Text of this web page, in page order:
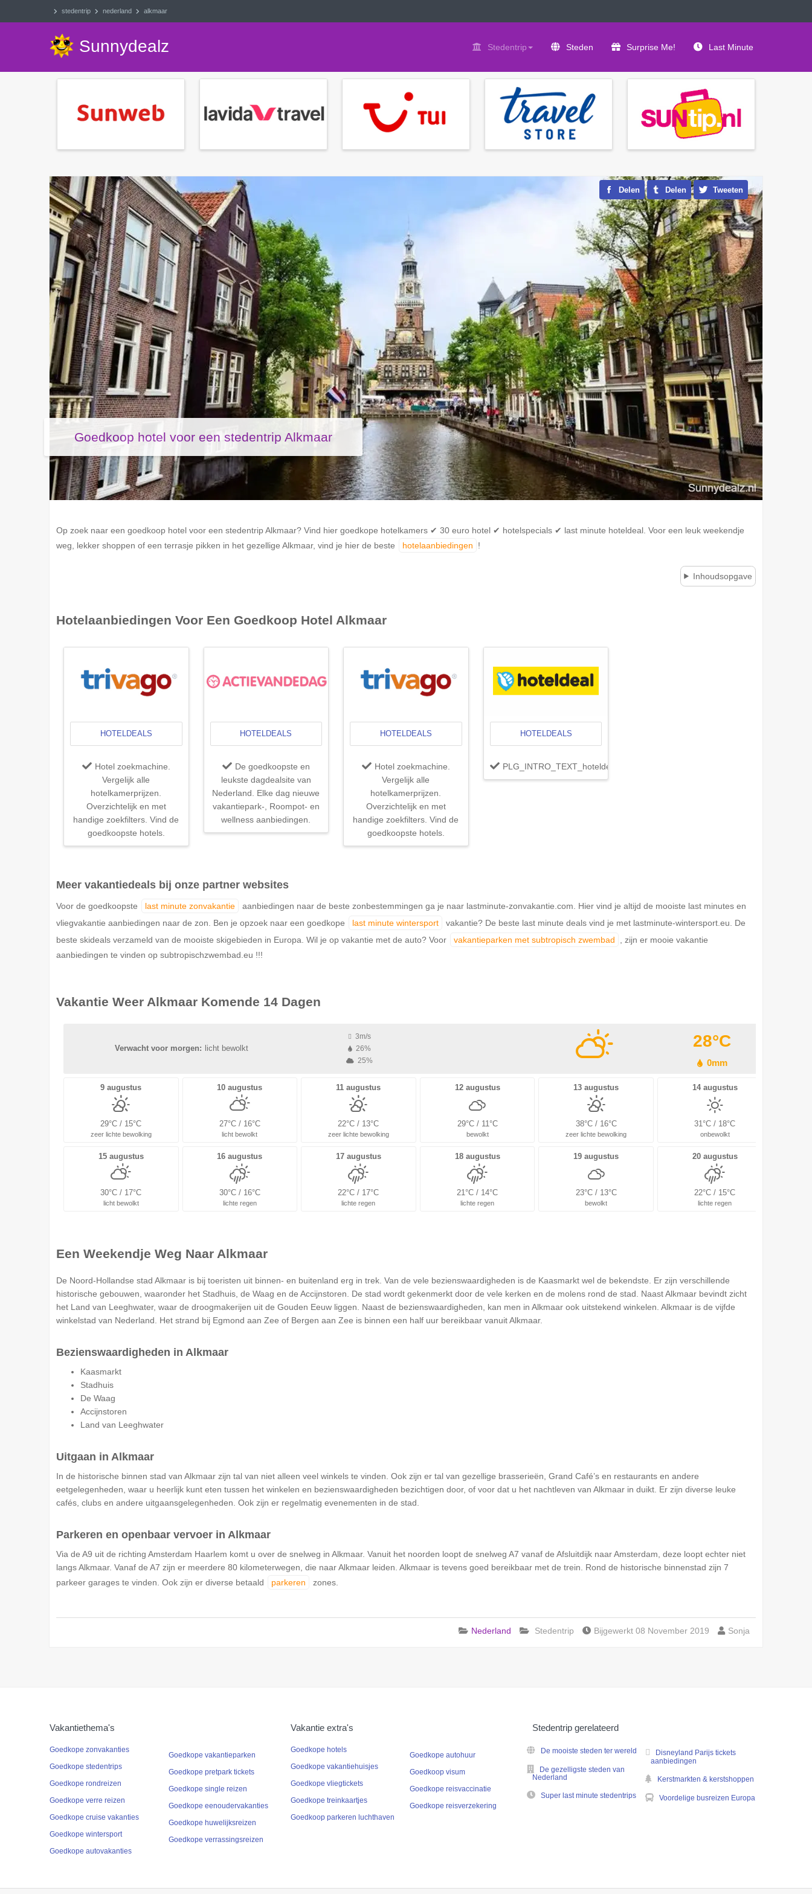
stedentrip nederland alkmaar
Sunnydealz Stedentrip Steden Surprise Me! Last Minute
Goedkoop hotel voor een stedentrip Alkmaar
Delen Delen Tweeten
Op zoek naar een goedkoop hotel voor een stedentrip Alkmaar? Vind hier goedkope hotelkamers ✔ 30 euro hotel ✔ hotelspecials ✔ last minute hoteldeal. Voor een leuk weekendje
weg, lekker shoppen of een terrasje pikken in het gezellige Alkmaar, vind je hier de beste
hotelaanbiedingen !
Inhoudsopgave
Hotelaanbiedingen Voor Een Goedkoop Hotel Alkmaar
HOTELDEALS
Hotel zoekmachine.
Vergelijk alle
hotelkamerprijzen.
Overzichtelijk en met
handige zoekfilters. Vind de
goedkoopste hotels.
HOTELDEALS
De goedkoopste en
leukste dagdealsite van
Nederland. Elke dag nieuwe
vakantiepark-, Roompot- en
wellness aanbiedingen.
HOTELDEALS
Hotel zoekmachine.
Vergelijk alle
hotelkamerprijzen.
Overzichtelijk en met
handige zoekfilters. Vind de
goedkoopste hotels.
HOTELDEALS
PLG_INTRO_TEXT_hoteldeal
Meer vakantiedeals bij onze partner websites
Voor de goedkoopste last minute zonvakantie
aanbiedingen naar de beste zonbestemmingen ga je naar lastminute-zonvakantie.com. Hier vind je altijd de mooiste last minutes en
vliegvakantie aanbiedingen naar de zon. Ben je opzoek naar een goedkope
last minute wintersport
vakantie? De beste last minute deals vind je met lastminute-wintersport.eu. De
beste skideals verzameld van de mooiste skigebieden in Europa. Wil je op vakantie met de auto? Voor
vakantieparken met subtropisch zwembad
, zijn er mooie vakantie
aanbiedingen te vinden op subtropischzwembad.eu !!!
Vakantie Weer Alkmaar Komende 14 Dagen
Verwacht voor morgen: licht bewolkt 28°C
0mm
3m/s
26%
25%
9 augustus
29°C / 15°C
zeer lichte bewolking
10 augustus
27°C / 16°C
licht bewolkt
11 augustus
22°C / 13°C
zeer lichte bewolking
12 augustus
29°C / 11°C
bewolkt
13 augustus
38°C / 16°C
zeer lichte bewolking
14 augustus
31°C / 18°C
onbewolkt
15 augustus
30°C / 17°C
licht bewolkt
16 augustus
30°C / 16°C
lichte regen
17 augustus
22°C / 17°C
lichte regen
18 augustus
21°C / 14°C
lichte regen
19 augustus
23°C / 13°C
bewolkt
20 augustus
22°C / 15°C
lichte regen
Een Weekendje Weg Naar Alkmaar
De Noord-Hollandse stad Alkmaar is bij toeristen uit binnen- en buitenland erg in trek. Van de vele bezienswaardigheden is de Kaasmarkt wel de bekendste. Er zijn verschillende
historische gebouwen, waaronder het Stadhuis, de Waag en de Accijnstoren. De stad wordt gekenmerkt door de vele kerken en de molens rond de stad. Naast Alkmaar bevindt zicht
het Land van Leeghwater, waar de droogmakerijen uit de Gouden Eeuw liggen. Naast de bezienswaardigheden, kan men in Alkmaar ook uitstekend winkelen. Alkmaar is de vijfde
winkelstad van Nederland. Het strand bij Egmond aan Zee of Bergen aan Zee is binnen een half uur bereikbaar vanuit Alkmaar.
Bezienswaardigheden in Alkmaar
Kaasmarkt
Stadhuis
De Waag
Accijnstoren
Land van Leeghwater
Uitgaan in Alkmaar
In de historische binnen stad van Alkmaar zijn tal van niet alleen veel winkels te vinden. Ook zijn er tal van gezellige brasserieën, Grand Café’s en restaurants en andere
eetgelegenheden, waar u heerlijk kunt eten tussen het winkelen en bezienswaardigheden bezichtigen door, of voor dat u het nachtleven van Alkmaar in duikt. Er zijn diverse leuke
cafés, clubs en andere uitgaansgelegenheden. Ook zijn er regelmatig evenementen in de stad.
Parkeren en openbaar vervoer in Alkmaar
Via de A9 uit de richting Amsterdam Haarlem komt u over de snelweg in Alkmaar. Vanuit het noorden loopt de snelweg A7 vanaf de Afsluitdijk naar Amsterdam, deze loopt echter niet
langs Alkmaar. Vanaf de A7 zijn er meerdere 80 kilometerwegen, die naar Alkmaar leiden. Alkmaar is tevens goed bereikbaar met de trein. Rond de historische binnenstad zijn 7
parkeer garages te vinden. Ook zijn er diverse betaald
parkeren zones.
Nederland Stedentrip Bijgewerkt 08 November 2019 Sonja
Vakantiethema's
Goedkope zonvakanties
Goedkope stedentrips
Goedkope rondreizen
Goedkope verre reizen
Goedkope cruise vakanties
Goedkope wintersport
Goedkope autovakanties
Goedkope vakantieparken
Goedkope pretpark tickets
Goedkope single reizen
Goedkope eenoudervakanties
Goedkope huwelijksreizen
Goedkope verrassingsreizen
Vakantie extra's
Goedkope hotels
Goedkope vakantiehuisjes
Goedkope vliegtickets
Goedkope treinkaartjes
Goedkoop parkeren luchthaven
Goedkope autohuur
Goedkoop visum
Goedkope reisvaccinatie
Goedkope reisverzekering
Stedentrip gerelateerd
De mooiste steden ter wereld
De gezelligste steden van
Nederland
Super last minute stedentrips
Disneyland Parijs tickets
aanbiedingen
Kerstmarkten & kerstshoppen
Voordelige busreizen Europa